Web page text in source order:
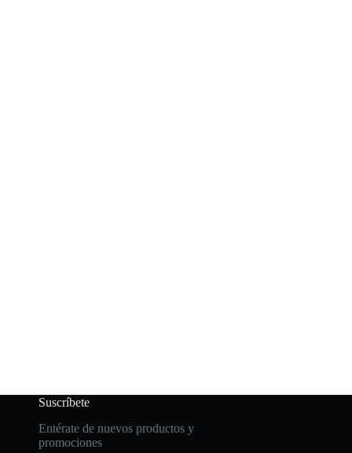
Suscríbete
Entérate de nuevos productos y
promociones